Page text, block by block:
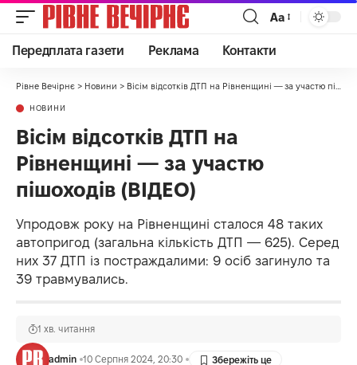
Аа
Передплата газети Реклама Контакти
Рівне Вечірнє > Новини > Вісім відсотків ДТП на Рівненщині — за участю пішоходів (ВІДЕО)
НОВИНИ
Вісім відсотків ДТП на
Рівненщині — за участю
пішоходів (ВІДЕО)
Упродовж року на Рівненщині сталося 48 таких
автопригод (загальна кількість ДТП — 625). Серед
них 37 ДТП із постраждалими: 9 осіб загинуло та
39 травмувались.
admin 10 Серпня 2024, 20:30
1 хв. читання